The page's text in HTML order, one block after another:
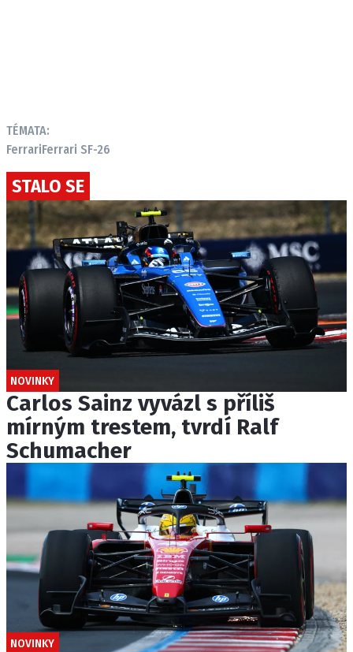
TÉMATA:
FerrariFerrari SF-26
STALO SE
NOVINKY
Carlos Sainz vyvázl s příliš
mírným trestem, tvrdí Ralf
Schumacher
NOVINKY